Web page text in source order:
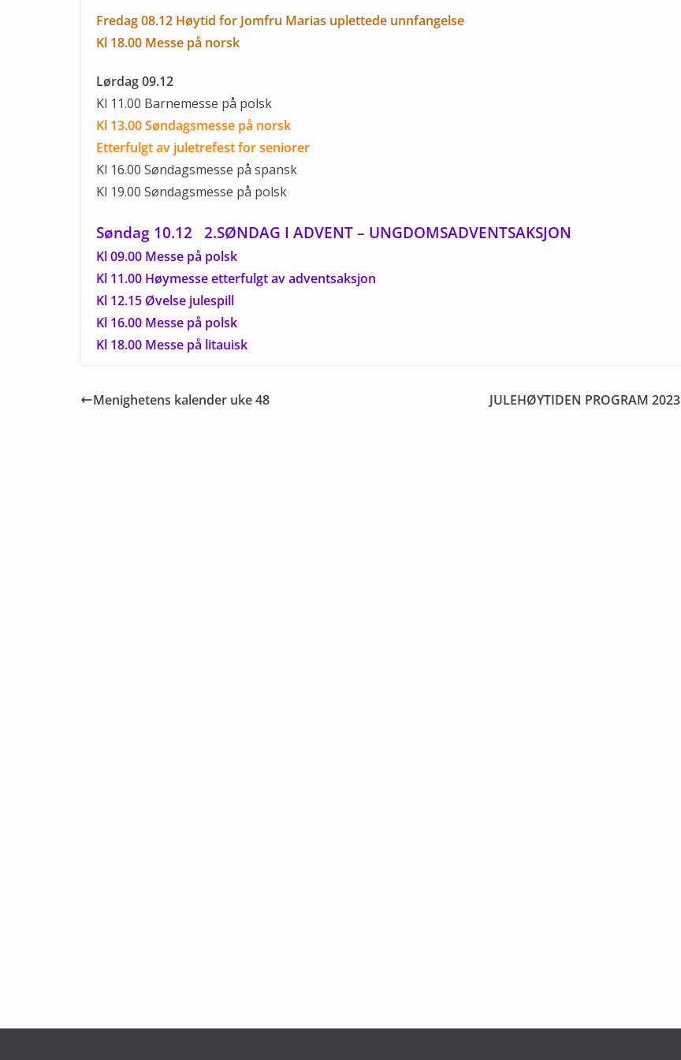
Fredag 08.12 Høytid for Jomfru Marias uplettede unnfangelse
Kl 18.00 Messe på norsk
Lørdag 09.12
Kl 11.00 Barnemesse på polsk
Kl 13.00 Søndagsmesse på norsk
Etterfulgt av juletrefest for seniorer
Kl 16.00 Søndagsmesse på spansk
Kl 19.00 Søndagsmesse på polsk
Søndag 10.12 2.SØNDAG I ADVENT – UNGDOMSADVENTSAKSJON
Kl 09.00 Messe på polsk
Kl 11.00 Høymesse etterfulgt av adventsaksjon
Kl 12.15 Øvelse julespill
Kl 16.00 Messe på polsk
Kl 18.00 Messe på litauisk
Menighetens kalender uke 48 JULEHØYTIDEN PROGRAM 2023